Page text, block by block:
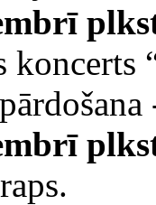
koncerts